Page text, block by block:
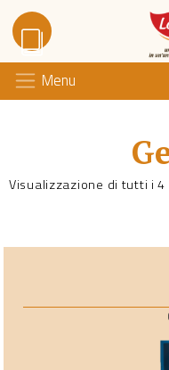
Menu
Visualizzazione di tutti i